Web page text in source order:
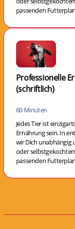
passenden
Professionelle
(schriftlich)
60 Minuten
Jedes Tier ist
Ernährung sein. In
wir Dich unabhängig
oder
passenden